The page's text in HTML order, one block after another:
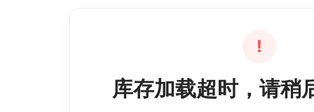
!
库存加载超时，请稍